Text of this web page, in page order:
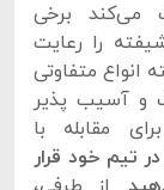
می‌کند برخی
را رعایت
انواع متفاوتی
و آسیب پذیر
مقابله با
در تیم خود قرار